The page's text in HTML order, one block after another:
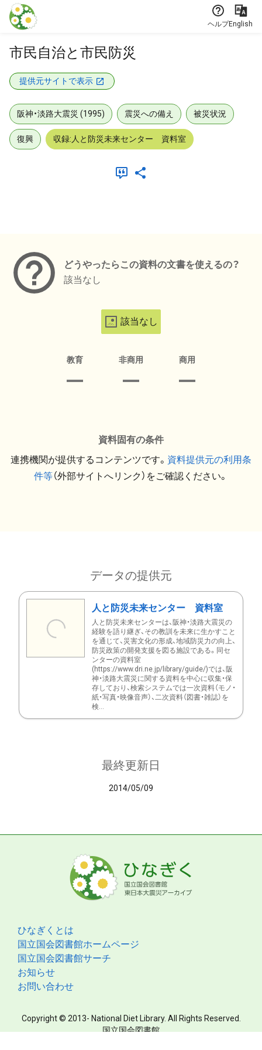
本文に飛ぶ
ヘルプEnglish
市民自治と市民防災
提供元サイトで表示
阪神・淡路大震災 (1995) 震災への備え 被災状況
復興 収録:人と防災未来センター 資料室
どうやったらこの資料の文書を使えるの？
該当なし
該当なし
教育 非商用 商用
資料固有の条件
連携機関が提供するコンテンツです。 資料提供元の利用条
件等（外部サイトへリンク）をご確認ください。
データの提供元
人と防災未来センター 資料室
人と防災未来センターは、阪神・淡路大震災の
経験を語り継ぎ、その教訓を未来に生かすこと
を通じて、災害文化の形成、地域防災力の向上、
防災政策の開発支援を図る施設である。同セ
ンターの資料室
(https://www.dri.ne.jp/library/guide/)では、阪
神・淡路大震災に関する資料を中心に収集・保
存しており、検索システムでは一次資料（モノ・
紙・写真・映像音声）、二次資料（図書・雑誌）を
検...
最終更新日
2014/05/09
ひなぎくとは
国立国会図書館ホームページ
国立国会図書館サーチ
お知らせ
お問い合わせ
Copyright © 2013- National Diet Library. All Rights Reserved.